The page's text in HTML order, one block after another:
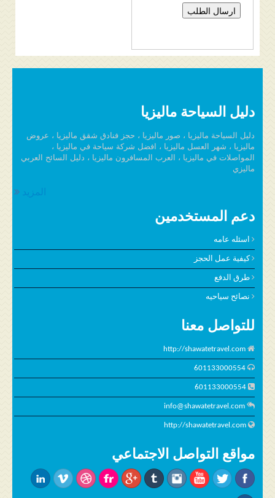
دليل السياحة ماليزيا
دليل السياحة ماليزيا ، صور ماليزيا ، حجز فنادق شقق ماليزيا ، عروض
ماليزيا ، شهر العسل ماليزيا ، افضل شركة سياحة في ماليزيا ،
المواصلات في ماليزيا ، العرب المسافرون ماليزيا ، دليل السائح العربي
ماليزي
المزيد
دعم المستخدمين
اسئله عامه
كيفية عمل الحجز
طرق الدفع
نصائح سياحيه
للتواصل معنا
http://shawatetravel.com
601133000554
601133000554
info@shawatetravel.com
http://shawatetravel.com
مواقع التواصل الاجتماعي